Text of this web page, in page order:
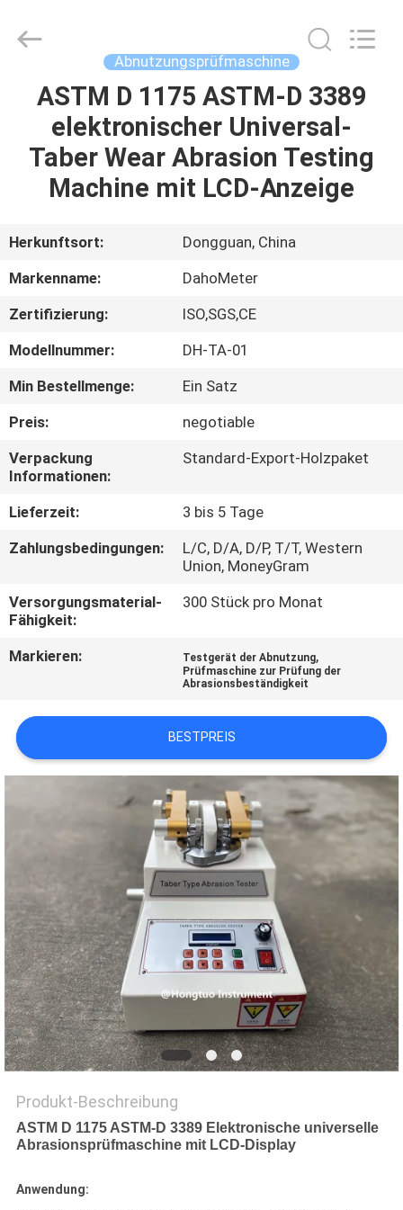
HAUS
PRODUKTE
UNS
AUSFLUG
QUALITÄTSKONTROLLE
TRETEN
SIE
MIT
UNS
VERBINDUNG
FORDERN
EIN
ZITAT
POLICY
Developed
Abnutzungsprüfmaschine
ASTM D 1175 ASTM-D 3389
elektronischer Universal-
Taber Wear Abrasion Testing
Machine mit LCD-Anzeige
Herkunftsort:
Dongguan, China
Markenname:
DahoMeter
Zertifizierung:
ISO,SGS,CE
Modellnummer:
DH-TA-01
Min Bestellmenge:
Ein Satz
Preis:
negotiable
Verpackung
Informationen:
Standard-Export-Holzpaket
Lieferzeit:
3 bis 5 Tage
Zahlungsbedingungen:
L/C, D/A, D/P, T/T, Western
Union, MoneyGram
Versorgungsmaterial-
Fähigkeit:
300 Stück pro Monat
Markieren: Testgerät der Abnutzung,
Prüfmaschine zur Prüfung der
Abrasionsbeständigkeit
BESTPREIS
Produkt-Beschreibung
ASTM D 1175 ASTM-D 3389 Elektronische universelle
Abrasionsprüfmaschine mit LCD-Display
Anwendung: